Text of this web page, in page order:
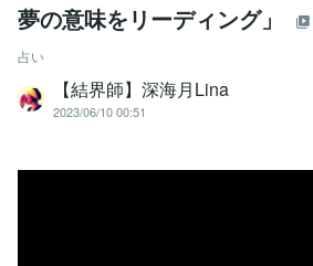
夢の意味をリーディング」
占い
【結界師】深海月Lina
2023/06/10 00:51